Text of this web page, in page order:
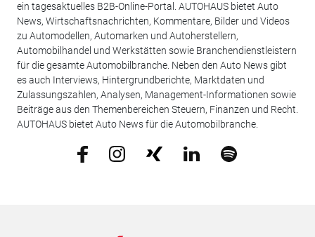
ein tagesaktuelles B2B-Online-Portal. AUTOHAUS bietet Auto
News, Wirtschaftsnachrichten, Kommentare, Bilder und Videos
zu Automodellen, Automarken und Autoherstellern,
Automobilhandel und Werkstätten sowie Branchendienstleistern
für die gesamte Automobilbranche. Neben den Auto News gibt
es auch Interviews, Hintergrundberichte, Marktdaten und
Zulassungszahlen, Analysen, Management-Informationen sowie
Beiträge aus den Themenbereichen Steuern, Finanzen und Recht.
AUTOHAUS bietet Auto News für die Automobilbranche.